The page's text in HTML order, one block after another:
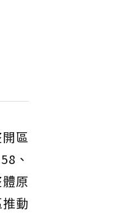
區
、
原
動